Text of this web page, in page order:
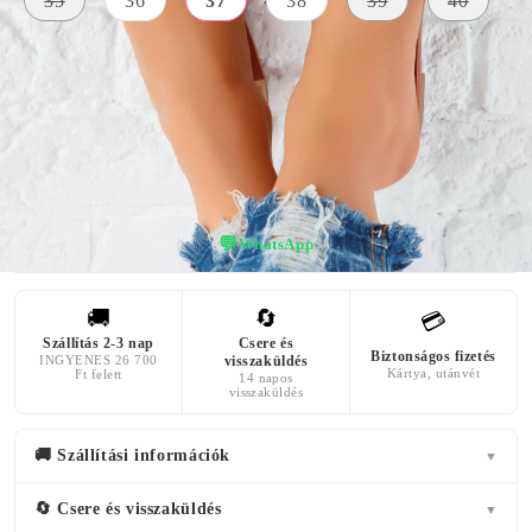
sárga
💬WhatsApp
🚚
Szállítás 2-3 nap
INGYENES 26 700
Ft felett
🔄
Csere és
visszaküldés
14 napos
visszaküldés
💳
Biztonságos fizetés
Kártya, utánvét
🚚 Szállítási információk ▼
🔄 Csere és visszaküldés ▼